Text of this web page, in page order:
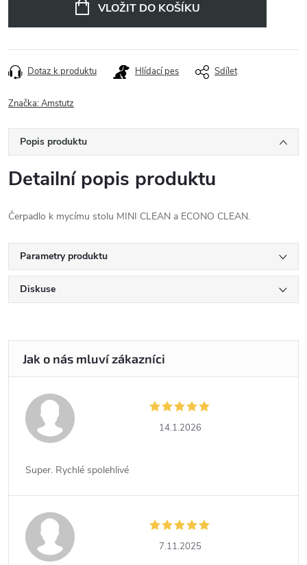
VLOŽIT DO KOŠÍKU
Dotaz k produktu Hlídací pes Sdílet
Značka:Amstutz
Popis produktu
Detailní popis produktu
Čerpadlo k mycímu stolu MINI CLEAN a ECONO CLEAN.
Parametry produktu
Diskuse
14.1.2026
Super. Rychlé spolehlivé
7.11.2025